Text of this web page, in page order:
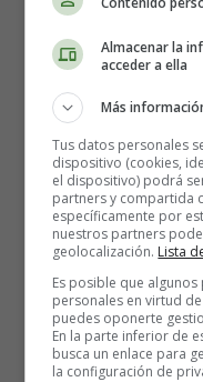
Almacenar la
acceder a ella
Más
Tus datos personales
dispositivo (cookies,
el dispositivo) podrá
partners y compartida
específicamente por
nuestros partners
geolocalización. Lista
Es posible que
personales en virtud
puedes oponerte
En la parte inferior de
busca un enlace para
la configuración de